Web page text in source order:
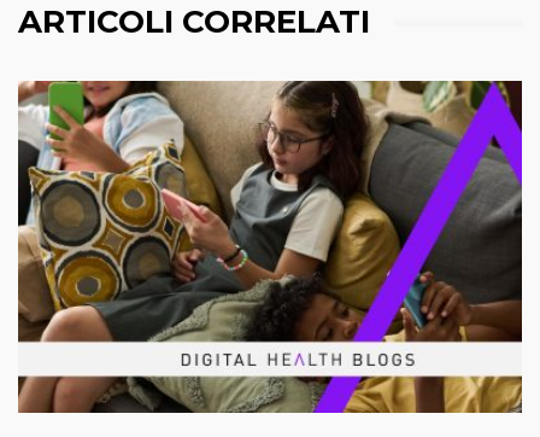
ARTICOLI CORRELATI